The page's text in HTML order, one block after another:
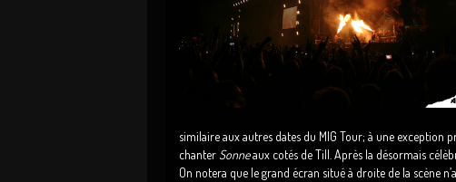
similaire aux autres dates du MIG Tour; à une exception
chanter Sonneaux cotés de Till. Après la désormais
On notera que le grand écran situé à droite de la scène